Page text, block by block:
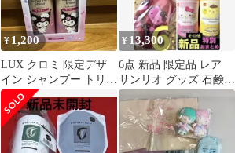
¥ 1,200
LUX クロミ 限定デザ
イン シャンプー トリー
トメント
¥ 13,300
6点 新品 限定品 レア
サンリオ グッズ 石鹸
ボトル 洗濯ばさみ シー
ル